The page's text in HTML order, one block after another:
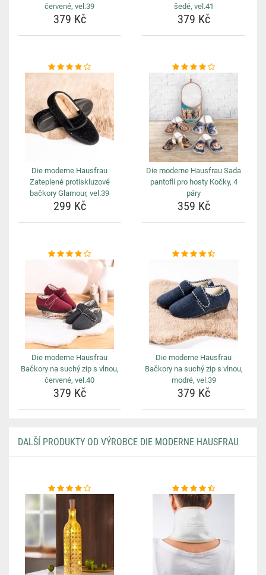
červené, vel.39
379 Kč
šedé, vel.41
379 Kč
Die moderne Hausfrau
Zateplené protiskluzové
bačkory Glamour, vel.39
299 Kč
Die moderne Hausfrau Sada
pantoflí pro hosty Kočky, 4
páry
359 Kč
Die moderne Hausfrau
Bačkory na suchý zip s vlnou,
červené, vel.40
379 Kč
Die moderne Hausfrau
Bačkory na suchý zip s vlnou,
modré, vel.39
379 Kč
DALŠÍ PRODUKTY OD VÝROBCE DIE MODERNE HAUSFRAU